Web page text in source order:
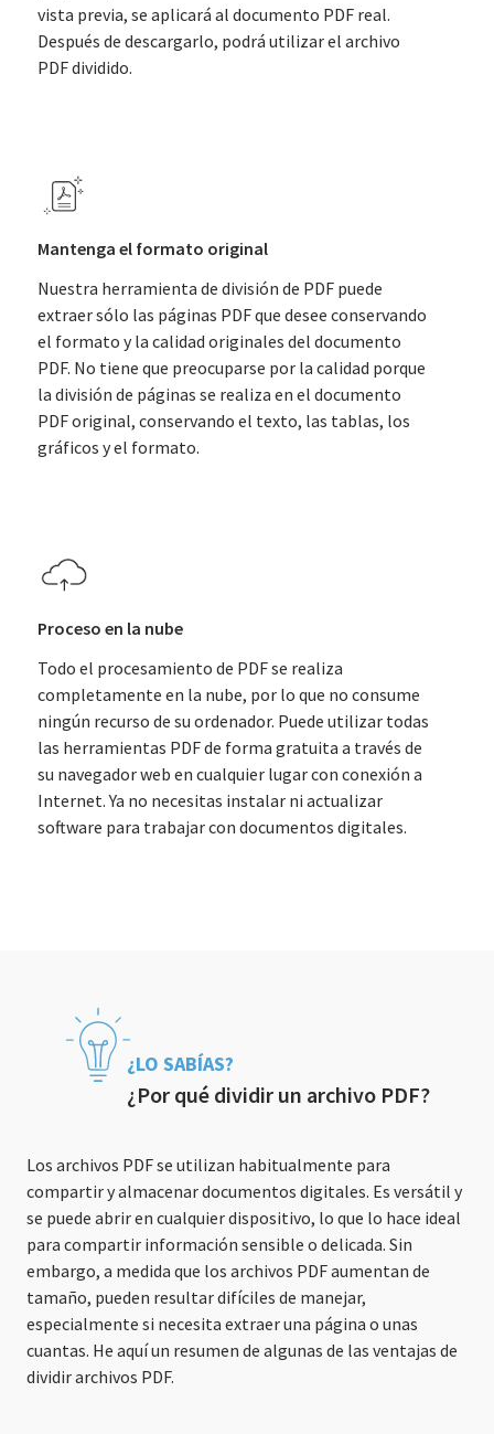
vista previa, se aplicará al documento PDF real.
Después de descargarlo, podrá utilizar el archivo
PDF dividido.
Mantenga el formato original
Nuestra herramienta de división de PDF puede
extraer sólo las páginas PDF que desee conservando
el formato y la calidad originales del documento
PDF. No tiene que preocuparse por la calidad porque
la división de páginas se realiza en el documento
PDF original, conservando el texto, las tablas, los
gráficos y el formato.
Proceso en la nube
Todo el procesamiento de PDF se realiza
completamente en la nube, por lo que no consume
ningún recurso de su ordenador. Puede utilizar todas
las herramientas PDF de forma gratuita a través de
su navegador web en cualquier lugar con conexión a
Internet. Ya no necesitas instalar ni actualizar
software para trabajar con documentos digitales.
¿LO SABÍAS?
¿Por qué dividir un archivo PDF?
Los archivos PDF se utilizan habitualmente para
compartir y almacenar documentos digitales. Es versátil y
se puede abrir en cualquier dispositivo, lo que lo hace ideal
para compartir información sensible o delicada. Sin
embargo, a medida que los archivos PDF aumentan de
tamaño, pueden resultar difíciles de manejar,
especialmente si necesita extraer una página o unas
cuantas. He aquí un resumen de algunas de las ventajas de
dividir archivos PDF.